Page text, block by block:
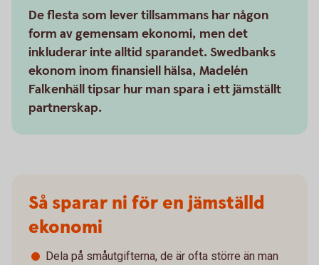
De flesta som lever tillsammans har någon
form av gemensam ekonomi, men det
inkluderar inte alltid sparandet. Swedbanks
ekonom inom finansiell hälsa, Madelén
Falkenhäll tipsar hur man spara i ett jämställt
partnerskap.
Så sparar ni för en jämställd
ekonomi
Dela på småutgifterna, de är ofta större än man